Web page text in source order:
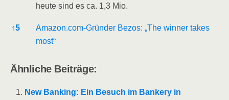
heute sind es ca. 1,3 Mio.
↑5
Amazon.com-Gründer Bezos: „The winner takes
most“
Ähnliche Beiträge:
New Banking: Ein Besuch im Bankery in